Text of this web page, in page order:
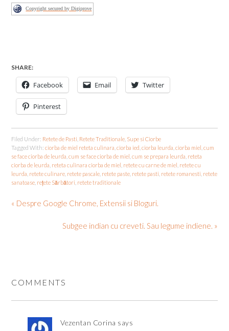
Copyright secured by Digiprove
SHARE:
Facebook Email Twitter
Pinterest
Filed Under: Retete de Pasti Retete Traditionale Supe si Ciorbe
Tagged With:ciorba de miel reteta culinara ,ciorba ied ,ciorba leurda ,ciorba miel ,cum
se face ciorba de leurda ,cum se face ciorba de miel ,cum se prepara leurda reteta
ciorba de leurda reteta culinara ciorba de miel retete cu carne de miel retete cu
leurda retete culinare retete pascale retete paste retete pasti retete romanesti retete
sanatoase rețete Sărbători retete traditionale
« Despre Google Chrome, Extensii si Bloguri.
Subgee indian cu creveti. Sau legume indiene. »
COMMENTS
Vezentan Corina says